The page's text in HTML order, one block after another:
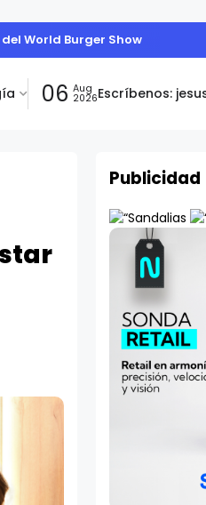
06 Aug
2026Escríbenos:
World Burger Show
Publicidad